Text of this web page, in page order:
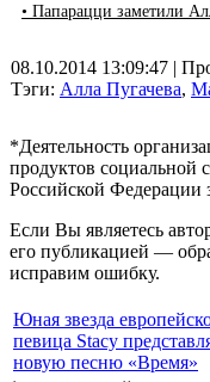
• Папарацци заметили
08.10.2014 13:09:47 |
Тэги: Алла Пугачева,
*Деятельность
продуктов социальной
Российской Федерации
Если Вы являетесь
его публикацией —
исправим ошибку.
Юная звезда
певица Stacy
новую песню «Время»